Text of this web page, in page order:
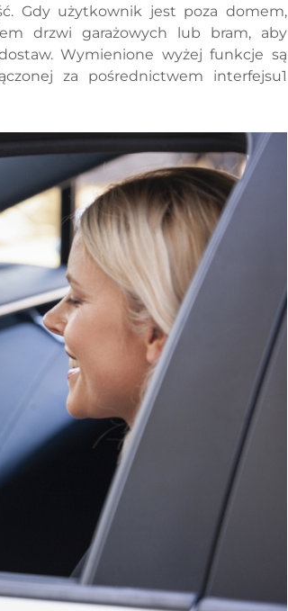
Gdy użytkownik jest poza domem,
drzwi garażowych lub bram, aby
Wymienione wyżej funkcje są
za pośrednictwem interfejsu1